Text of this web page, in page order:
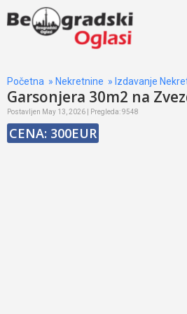
Početna » Nekretnine » Izdavanje
Garsonjera 30m2 na
Postavljen May 13, 2026 | Pregleda: 9548
CENA: 300EUR